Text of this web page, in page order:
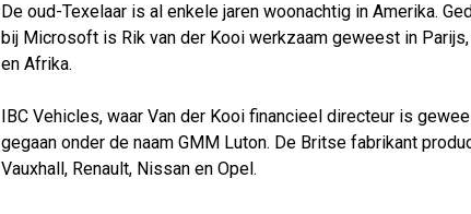
De oud-Texelaar is al enkele jaren woonachtig in Amerika.
bij Microsoft is Rik van der Kooi werkzaam geweest in
en Afrika.
IBC Vehicles, waar Van der Kooi financieel directeur is
gegaan onder de naam GMM Luton. De Britse fabrikant
Vauxhall, Renault, Nissan en Opel.